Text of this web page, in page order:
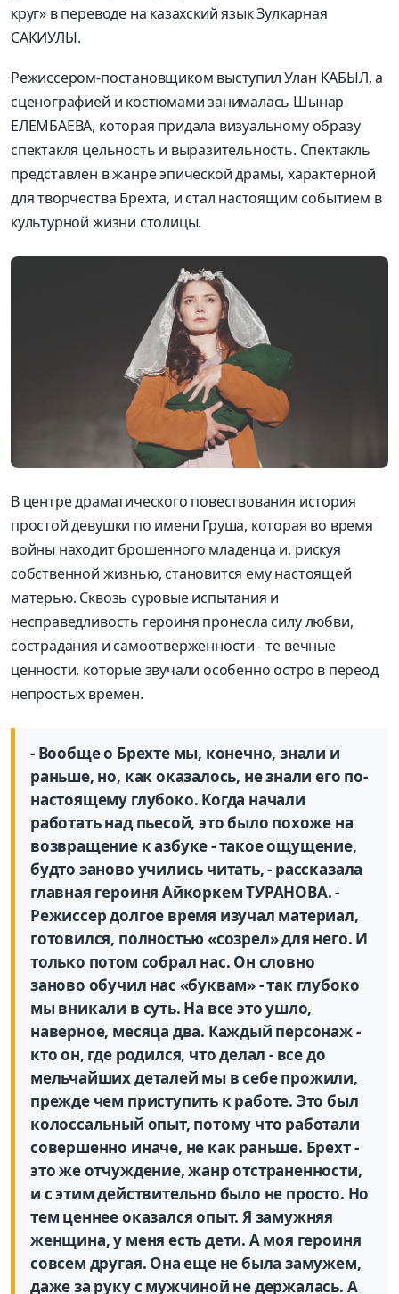
круг» в переводе на казахский язык Зулкарная
САКИУЛЫ.
Режиссером-постановщиком выступил Улан КАБЫЛ, а
сценографией и костюмами занималась Шынар
ЕЛЕМБАЕВА, которая придала визуальному образу
спектакля цельность и выразительность. Спектакль
представлен в жанре эпической драмы, характерной
для творчества Брехта, и стал настоящим событием в
культурной жизни столицы.
В центре драматического повествования история
простой девушки по имени Груша, которая во время
войны находит брошенного младенца и, рискуя
собственной жизнью, становится ему настоящей
матерью. Сквозь суровые испытания и
несправедливость героиня пронесла силу любви,
сострадания и самоотверженности - те вечные
ценности, которые звучали особенно остро в переод
непростых времен.
- Вообще о Брехте мы, конечно, знали и
раньше, но, как оказалось, не знали его по-
настоящему глубоко. Когда начали
работать над пьесой, это было похоже на
возвращение к азбуке - такое ощущение,
будто заново учились читать, - рассказала
главная героиня Айкоркем ТУРАНОВА. -
Режиссер долгое время изучал материал,
готовился, полностью «созрел» для него. И
только потом собрал нас. Он словно
заново обучил нас «буквам» - так глубоко
мы вникали в суть. На все это ушло,
наверное, месяца два. Каждый персонаж -
кто он, где родился, что делал - все до
мельчайших деталей мы в себе прожили,
прежде чем приступить к работе. Это был
колоссальный опыт, потому что работали
совершенно иначе, не как раньше. Брехт -
это же отчуждение, жанр отстраненности,
и с этим действительно было не просто. Но
тем ценнее оказался опыт. Я замужняя
женщина, у меня есть дети. А моя героиня
совсем другая. Она еще не была замужем,
даже за руку с мужчиной не держалась. А